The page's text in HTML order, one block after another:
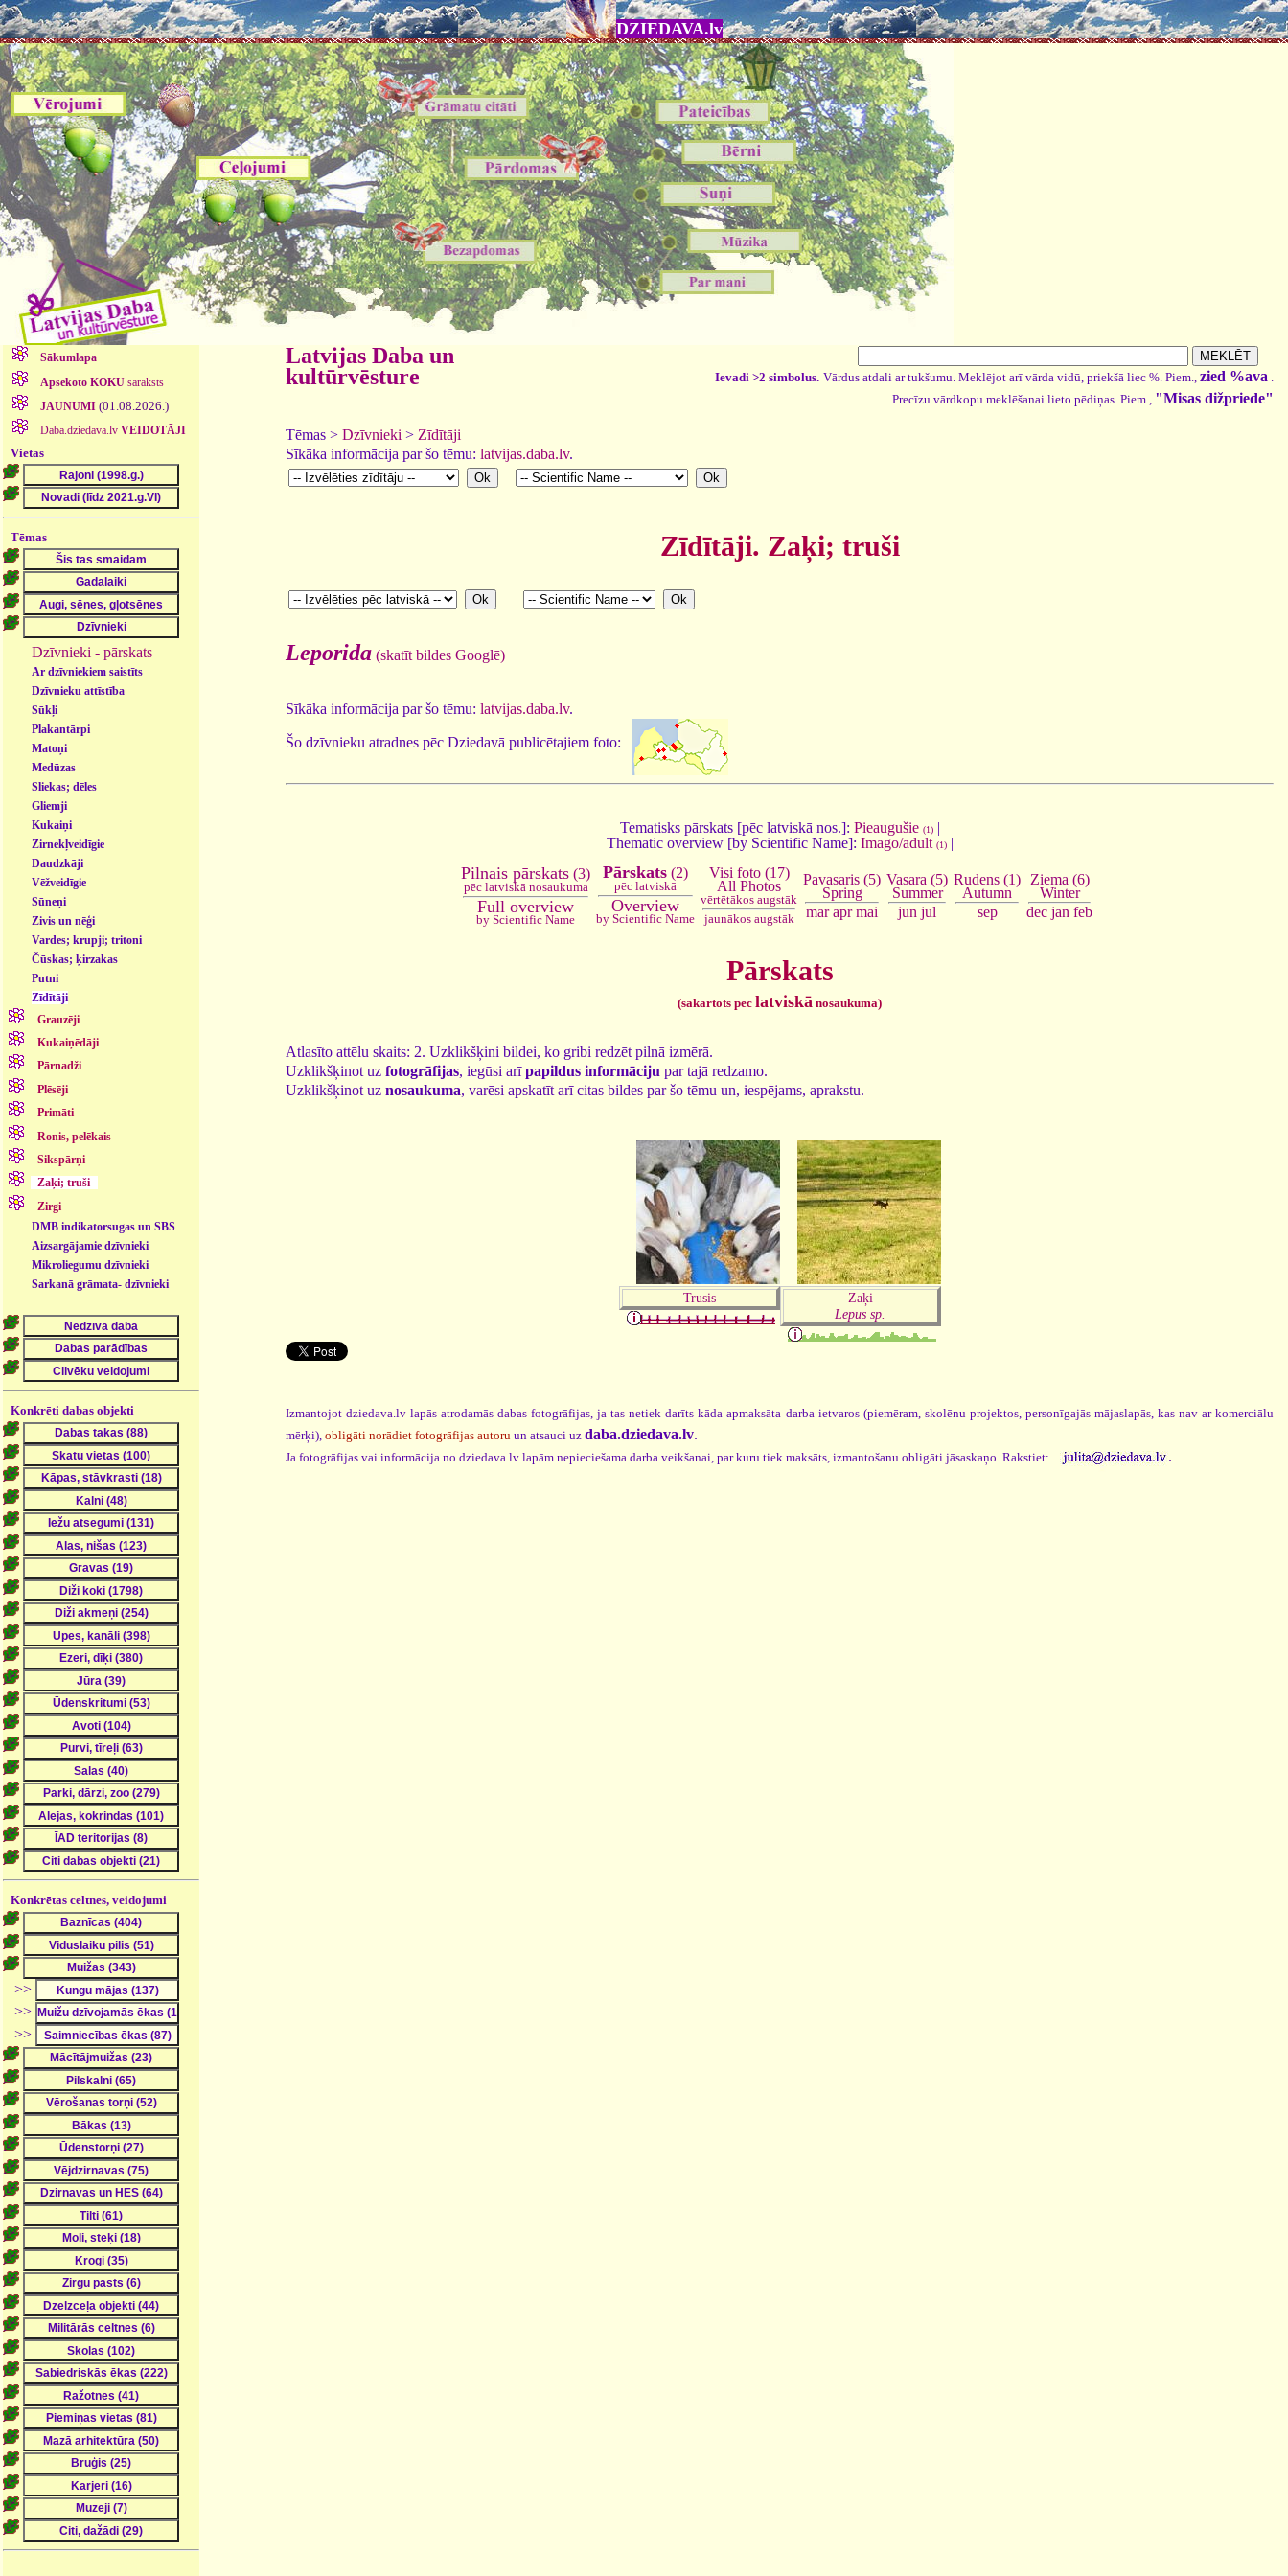
DZIEDAVA.lv
Sākumlapa
Apsekoto KOKUsaraksts
JAUNUMI (01.08.2026.)
Daba.dziedava.lv VEIDOTĀJI
Vietas
Tēmas
Dzīvnieki - pārskats
Ar dzīvniekiem saistīts
Dzīvnieku attīstība
Sūkļi
Plakantārpi
Matoņi
Medūzas
Sliekas; dēles
Gliemji
Kukaiņi
Zirnekļveidīgie
Daudzkāji
Vēžveidīgie
Sūneņi
Zivis un nēģi
Vardes; krupji; tritoni
Čūskas; ķirzakas
Putni
Zīdītāji
Grauzēji
Kukaiņēdāji
Pārnadži
Plēsēji
Primāti
Ronis, pelēkais
Sikspārņi
Zaķi; truši
Zirgi
DMB indikatorsugas un SBS
- dzīvnieki
Aizsargājamie dzīvnieki
Mikroliegumu dzīvnieki
Sarkanā grāmata- dzīvnieki
Konkrēti dabas objekti
Konkrētas celtnes, veidojumi
>>
>>
>>
Latvijas Daba un
kultūrvēsture
Ievadi >2 simbolus. Vārdus atdali ar tukšumu. Meklējot arī vārda vidū, priekšā liec %. Piem., zied %ava .
Precīzu vārdkopu meklēšanai lieto pēdiņas. Piem., "Misas dižpriede"
Tēmas > Dzīvnieki > Zīdītāji
Sīkāka informācija par šo tēmu: latvijas.daba.lv.
Zīdītāji. Zaķi; truši
Leporida (skatīt bildes Googlē)
Sīkāka informācija par šo tēmu: latvijas.daba.lv.
Šo dzīvnieku atradnes pēc Dziedavā publicētajiem foto:
Tematisks pārskats [pēc latviskā nos.]: Pieaugušie (1)|
Thematic overview [by Scientific Name]: Imago/adult (1)|
Pilnais pārskats (3)
pēc latviskā nosaukuma
Full overview
by Scientific Name
Pārskats (2)
pēc latviskā
Overview
by Scientific Name
Visi foto (17)
All Photos
vērtētākos augstāk
jaunākos augstāk
Pavasaris (5)
Spring
mar apr mai
Vasara (5)
Summer
jūn jūl
Rudens (1)
Autumn
sep
Ziema (6)
Winter
dec jan feb
Pārskats
(sakārtots pēc latviskā nosaukuma)
Atlasīto attēlu skaits: 2. Uzklikšķini bildei, ko gribi redzēt pilnā izmērā.
Uzklikšķinot uz fotogrāfijas, iegūsi arīpapildus informāciju par tajā redzamo.
Uzklikšķinot uz nosaukuma, varēsi apskatīt arī citas bildes par šo tēmu un, iespējams, aprakstu.
Trusis
Zaķi
Lepus sp.
Izmantojot dziedava.lv lapās atrodamās dabas fotogrāfijas, ja tas netiek darīts kāda apmaksāta darba ietvaros (piemēram, skolēnu projektos, personīgajās mājaslapās, kas nav ar komerciālu
mērķi), obligāti norādiet fotogrāfijas autoru un atsauci uz daba.dziedava.lv.
Ja fotogrāfijas vai informācija no dziedava.lv lapām nepieciešama darba veikšanai, par kuru tiek maksāts, izmantošanu obligāti jāsaskaņo. Rakstiet: .